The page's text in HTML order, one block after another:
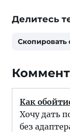
Делитесь
Скопировать
Как
Хочу дать
без